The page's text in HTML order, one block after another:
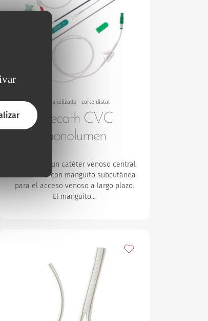
CVC tunelizado - corte distal
Lifecath CVC
monolumen
Lifecath es un catéter venoso central
de silicona con manguito subcutánea
para el acceso venoso a largo plazo.
El manguito…
mis favoritos Añadir a mis favoritos